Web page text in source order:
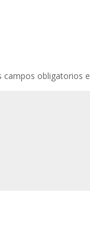
campos obligatorios